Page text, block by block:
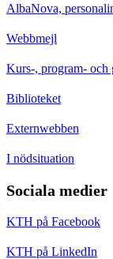
AlbaNova,
Webbmejl
Kurs-, program- och
Biblioteket
Externwebben
I nödsituation
Sociala medier
KTH på Facebook
KTH på LinkedIn